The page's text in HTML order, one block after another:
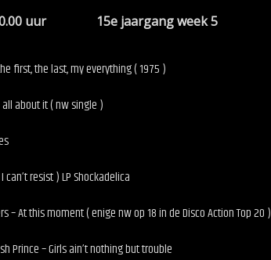
20.00 uur 15e jaargang week 5
first, the last, my everything ( 1975 )
about it ( nw single )
can’t resist ) LP Shockadelica
– At this moment ( enige nw op 18 in de Disco Action Top 20 )
Prince – Girls ain’t nothing but trouble